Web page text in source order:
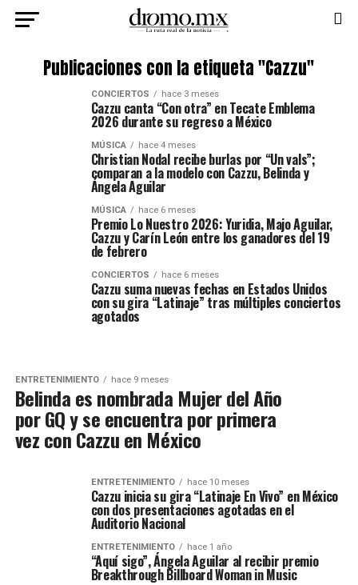
Publicaciones con la etiqueta "Cazzu"
CONCIERTOS hace 3 meses
Cazzu canta “Con otra” en Tecate Emblema
2026 durante su regreso a México
MÚSICA hace 4 meses
Christian Nodal recibe burlas por “Un vals”;
comparan a la modelo con Cazzu, Belinda y
Ángela Aguilar
MÚSICA hace 6 meses
Premio Lo Nuestro 2026: Yuridia, Majo Aguilar,
Cazzu y Carín León entre los ganadores del 19
de febrero
CONCIERTOS hace 6 meses
Cazzu suma nuevas fechas en Estados Unidos
con su gira “Latinaje” tras múltiples conciertos
agotados
ENTRETENIMIENTO hace 9 meses
Belinda es nombrada Mujer del Año
por GQ y se encuentra por primera
vez con Cazzu en México
ENTRETENIMIENTO hace 10 meses
Cazzu inicia su gira “Latinaje En Vivo” en México
con dos presentaciones agotadas en el
Auditorio Nacional
ENTRETENIMIENTO hace 1 año
“Aquí sigo”, Ángela Aguilar al recibir premio
Breakthrough Billboard Woman in Music